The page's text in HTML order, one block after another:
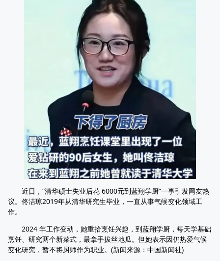
近日，“清华硕士失业后花 6000元到蓝翔学厨”一事引发网友热
议。佟洁琼2019年从清华研究生毕业，一直从事气候变化领域工
作。
2024 年工作变动，她重拾烹饪兴趣，到蓝翔学厨，每天学基础
烹饪、研究两个新菜式，最拿手拔丝地瓜。但她表示因仍热爱气候
变化研究，暂不将厨师作为职业。(新闻来源：中国新闻社)